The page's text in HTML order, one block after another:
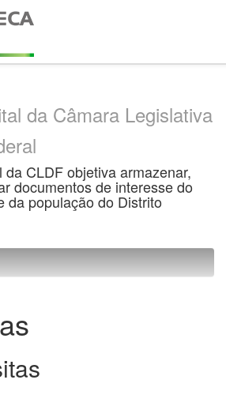
da Câmara Legislativa
CLDF objetiva armazenar,
documentos de interesse do
da população do Distrito